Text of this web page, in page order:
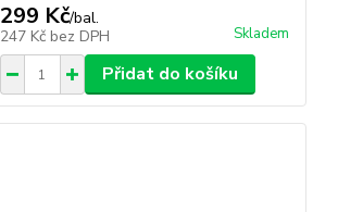
299 Kč/bal.
247 Kč bez DPH Skladem
Přidat do košíku